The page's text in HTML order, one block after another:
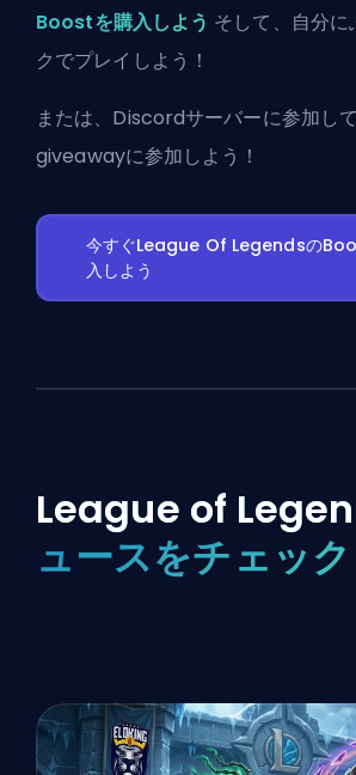
Boostを購入しよう そして、自分
クでプレイしよう！
または、 Discordサーバーに参加し
giveawayに参加しよう！
今すぐLeague Of Legendsの
入しよう
League of
ュースをチェッ